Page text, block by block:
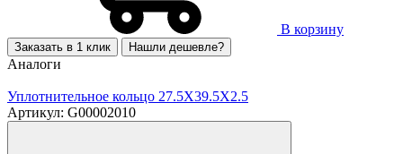
В корзину
Заказать в 1 клик Нашли дешевле?
Аналоги
Уплотнительное кольцо 27.5X39.5X2.5
Артикул: G00002010